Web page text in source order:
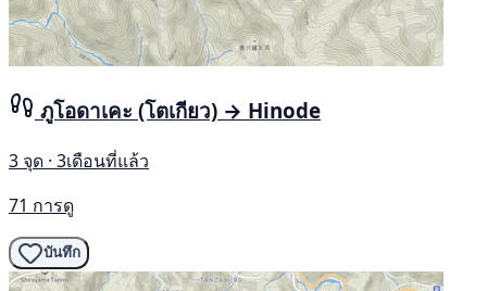
ภูโอดาเคะ (โตเกียว) → Hinode
3 จุด · 3เดือนที่แล้ว
71 การดู
บันทึก